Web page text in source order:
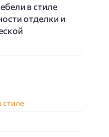
в стиле
отделки и